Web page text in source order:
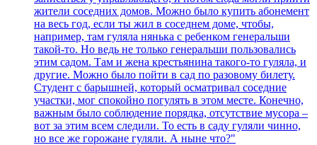
жители соседних домов. Можно было купить абонемент
на весь год, если ты жил в соседнем доме, чтобы,
например, там гуляла нянька с ребенком генеральши
такой-то. Но ведь не только генеральши пользовались
этим садом. Там и жена крестьянина такого-то гуляла, и
другие. Можно было пойти в сад по разовому билету.
Студент с барышней, который осматривал соседние
участки, мог спокойно погулять в этом месте. Конечно,
важным было соблюдение порядка, отсутствие мусора –
вот за этим всем следили. То есть в саду гуляли чинно,
но все же горожане гуляли. А ныне что?"